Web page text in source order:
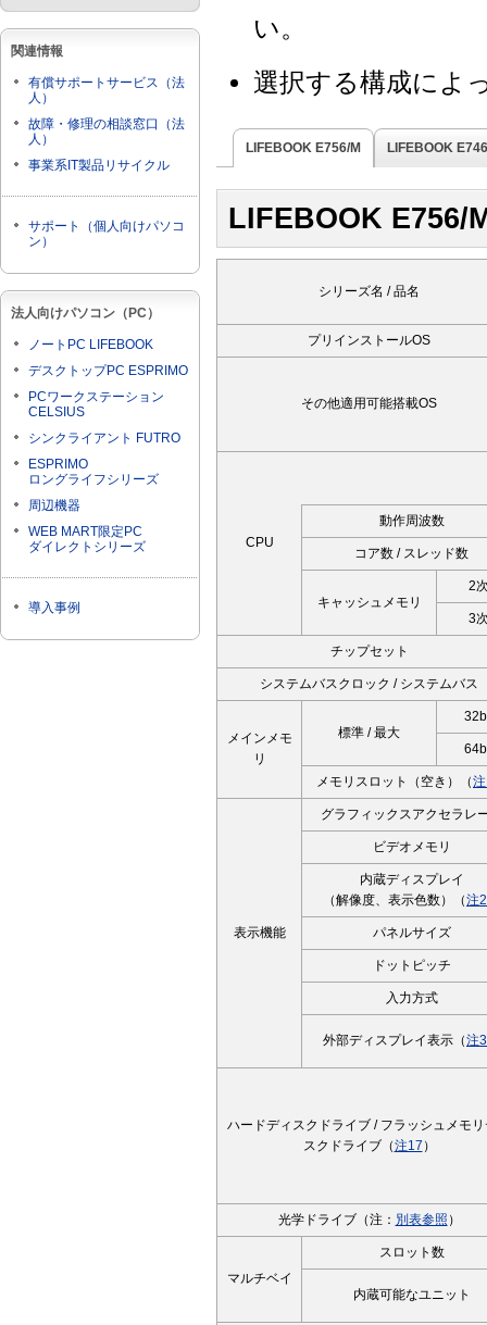
関連情報
有償サポートサービス（法
人）
故障・修理の相談窓口（法
人）
事業系IT製品リサイクル
サポート（個人向けパソコ
ン）
法人向けパソコン（PC）
ノートPC LIFEBOOK
デスクトップPC ESPRIMO
PCワークステーション
CELSIUS
シンクライアント FUTRO
ESPRIMO
ロングライフシリーズ
周辺機器
WEB MART限定PC
ダイレクトシリーズ
導入事例
い。
選択する構成によ
LIFEBOOK E756/M LIFEBOOK
LIFEBOOK E756/
シリーズ名 / 品名
プリインストールOS
その他適用可能搭載OS
CPU
動作周波数
コア数 / スレッド数
キャッシュメモリ
2
3
チップセット
システムバスクロック / システムバス
メインメモ
リ
標準 / 最大
メモリスロット（空き）（
表示機能
グラフィックスアクセラレ
ビデオメモリ
内蔵ディスプレイ
（解像度、表示色数）（注2
パネルサイズ
ドットピッチ
入力方式
外部ディスプレイ表示（注3
ハードディスクドライブ / フラッシュメモ
スクドライブ（注17 ）
光学ドライブ（注： 別表参照 ）
マルチベイ
スロット数
内蔵可能なユニット